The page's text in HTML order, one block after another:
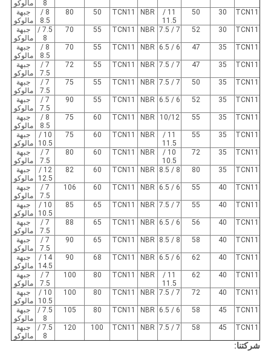
8
مالوكو
TCN11
30
50
11 /
11.5
NBR
TCN11
50
80
8 /
8.5
جبهة
مالوكو
TCN11
30
52
7 / 7.5
NBR
TCN11
55
70
7.5 /
8
جبهة
مالوكو
TCN11
35
47
6 / 6.5
NBR
TCN11
55
70
8 /
8.5
جبهة
مالوكو
TCN11
35
47
7 / 7.5
NBR
TCN11
55
72
7 /
7.5
جبهة
مالوكو
TCN11
35
50
7 / 7.5
NBR
TCN11
55
75
7 /
7.5
جبهة
مالوكو
TCN11
35
52
6 / 6.5
NBR
TCN11
55
90
7 /
7.5
جبهة
مالوكو
TCN11
35
55
10/12
NBR
TCN11
60
75
8 /
8.5
جبهة
مالوكو
TCN11
35
55
11 /
11.5
NBR
TCN11
60
75
10 /
10.5
جبهة
مالوكو
TCN11
35
72
10 /
10.5
NBR
TCN11
60
80
7 /
7.5
جبهة
مالوكو
TCN11
35
80
8 / 8.5
NBR
TCN11
60
82
12 /
12.5
جبهة
مالوكو
TCN11
40
55
6 / 6.5
NBR
TCN11
60
106
7 /
7.5
جبهة
مالوكو
TCN11
40
55
7 / 7.5
NBR
TCN11
65
85
10 /
10.5
جبهة
مالوكو
TCN11
40
56
6 / 6.5
NBR
TCN11
65
88
7 /
7.5
جبهة
مالوكو
TCN11
40
58
8 / 8.5
NBR
TCN11
65
90
7 /
7.5
جبهة
مالوكو
TCN11
40
62
6 / 6.5
NBR
TCN11
68
90
14 /
14.5
جبهة
مالوكو
TCN11
40
62
11 /
11.5
NBR
TCN11
80
100
7 /
7.5
جبهة
مالوكو
TCN11
40
72
7 / 7.5
NBR
TCN11
80
100
10 /
10.5
جبهة
مالوكو
TCN11
45
58
6 / 6.5
NBR
TCN11
80
105
7.5 /
8
جبهة
مالوكو
TCN11
45
58
7 / 7.5
NBR
TCN11
100
120
7.5 /
8
جبهة
مالوكو
شركتنا: